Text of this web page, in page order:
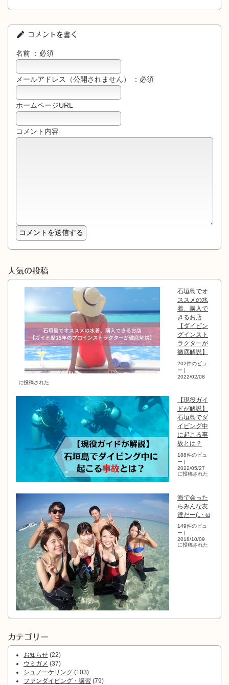
コメントを書く
名前 ：必須
メールアドレス（公開されません） ：必須
ホームページURL
コメント内容
人気の投稿
石垣島でオ
ススメの水
着、購入で
きるお店
【ダイビン
グインスト
ラクターが
徹底解説】
202件のビュ
ー |
2022/02/08
に投稿された
【現役ガイ
ドが解説】
石垣島でダ
イビング中
に起こる事
故とは？
188件のビュ
ー |
2022/05/27
に投稿された
海で会った
らみんな友
達だー(｡･ ω
149件のビュ
ー
2018/10/09
に投稿された
カテゴリー
お知らせ (22)
ウミガメ (37)
シュノーケリング (103)
ファンダイビング・講習 (79)